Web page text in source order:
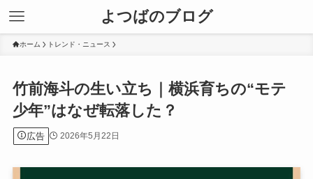
よつばのブログ
ホーム トレンド・ニュース
竹前海斗の生い立ち｜横浜育ちの“モテ
少年”はなぜ転落した？
広告 2026年5月22日